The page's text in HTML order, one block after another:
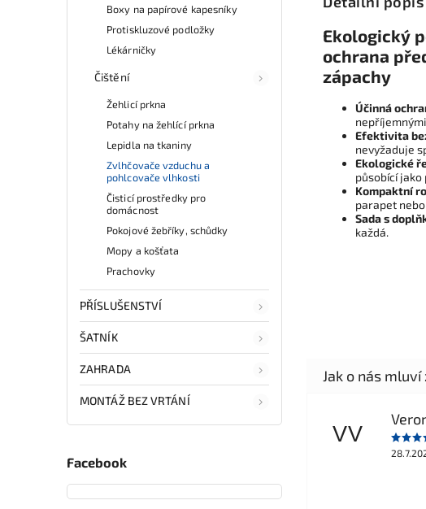
Boxy na papírové kapesníky
Protiskluzové podložky
Lékárničky
Čištění
Žehlicí prkna
Potahy na žehlící prkna
Lepidla na tkaniny
Zvlhčovače vzduchu a
pohlcovače vlhkosti
Čisticí prostředky pro
domácnost
Pokojové žebříky, schůdky
Mopy a košťata
Prachovky
PŘÍSLUŠENSTVÍ
ŠATNÍK
ZAHRADA
MONTÁŽ BEZ VRTÁNÍ
Facebook
Ekologický
ochrana
zápachy
Účinná
Efektivita
nevyžaduje
Ekologické
působící
Kompaktní
parapet
Sada s
každá.
VV